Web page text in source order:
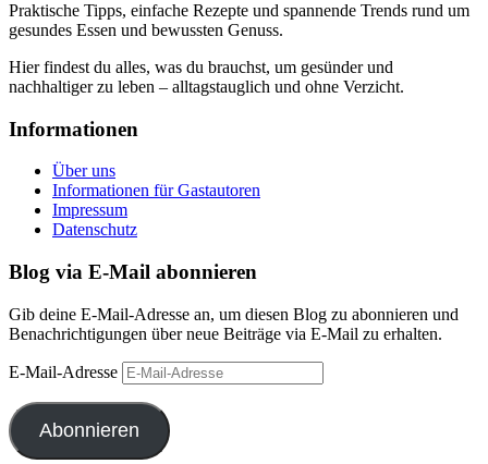
Praktische Tipps, einfache Rezepte und spannende Trends rund um
gesundes Essen und bewussten Genuss.
Hier findest du alles, was du brauchst, um gesünder und
nachhaltiger zu leben – alltagstauglich und ohne Verzicht.
Informationen
Über uns
Informationen für Gastautoren
Impressum
Datenschutz
Blog via E-Mail abonnieren
Gib deine E-Mail-Adresse an, um diesen Blog zu abonnieren und
Benachrichtigungen über neue Beiträge via E-Mail zu erhalten.
E-Mail-Adresse
Abonnieren